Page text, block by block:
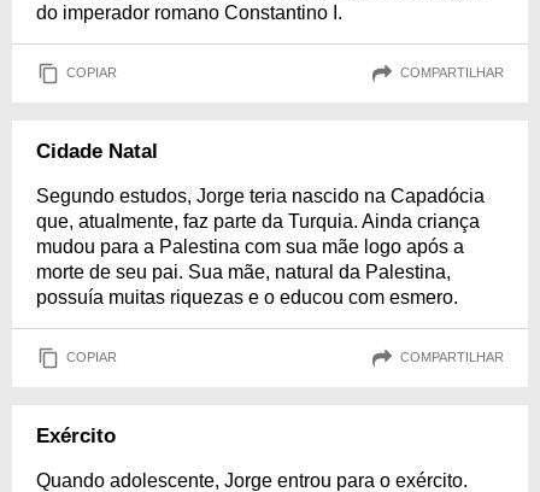
do imperador romano Constantino I.
COPIAR COMPARTILHAR
Cidade Natal
Segundo estudos, Jorge teria nascido na Capadócia
que, atualmente, faz parte da Turquia. Ainda criança
mudou para a Palestina com sua mãe logo após a
morte de seu pai. Sua mãe, natural da Palestina,
possuía muitas riquezas e o educou com esmero.
COPIAR COMPARTILHAR
Exército
Quando adolescente, Jorge entrou para o exército.